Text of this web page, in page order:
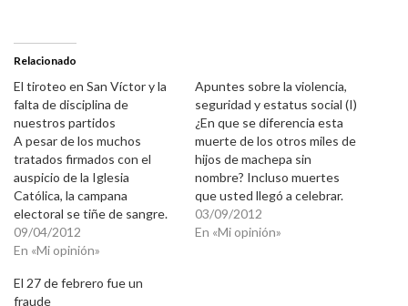
Relacionado
El tiroteo en San Víctor y la
falta de disciplina de
nuestros partidos
A pesar de los muchos
tratados firmados con el
auspicio de la Iglesia
Católica, la campana
electoral se tiñe de sangre.
Era predecible, pues
tenemos unos partidos que
contra de la educación.
09/04/2012
En «Mi opinión»
Apuntes sobre la violencia,
seguridad y estatus social (I)
¿En que se diferencia esta
muerte de los otros miles de
hijos de machepa sin
nombre? Incluso muertes
que usted llegó a celebrar.
Dejemos el drama que
twitiando no se arregla un
03/09/2012
En «Mi opinión»
El 27 de febrero fue un
fraude